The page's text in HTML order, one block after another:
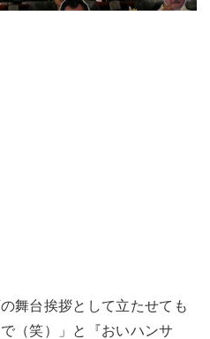
舞台挨拶として立たせても
（笑）」と『おいハンサ